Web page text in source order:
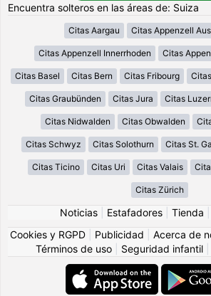
Encuentra solteros en las áreas de: Suiza
Citas Aargau Citas Appenzell
Citas Appenzell Innerrhoden Citas
Citas Basel Citas Bern Citas Fribourg
Citas Graubünden Citas Jura Citas
Citas Nidwalden Citas Obwalden
Citas Schwyz Citas Solothurn Citas St.
Citas Ticino Citas Uri Citas Valais
Citas Zürich
Noticias Estafadores Tienda
Cookies y RGPD
Publicidad Acerca de
Términos de uso
Seguridad infantil